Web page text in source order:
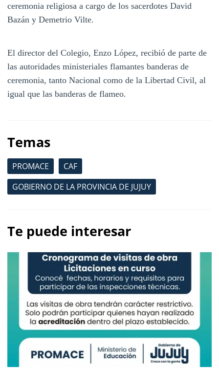
ceremonia religiosa a cargo de los sacerdotes David
Bazán y Demetrio Vilte.
El director del Colegio, Enzo López, recibió de parte de
las autoridades ministeriales flamantes banderas de
ceremonia, tanto Nacional como de la Libertad Civil, al
igual que las banderas de flameo.
Temas
PROMACE
CAF
GOBIERNO DE LA PROVINCIA DE JUJUY
Te puede interesar